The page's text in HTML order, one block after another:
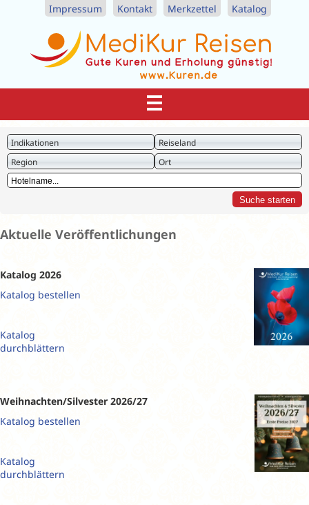
Impressum Kontakt Merkzettel Katalog
Indikationen
Reiseland
Region
Ort
Aktuelle Veröffentlichungen
Katalog 2026
Katalog bestellen
Katalog
durchblättern
Weihnachten/Silvester 2026/27
Katalog bestellen
Katalog
durchblättern